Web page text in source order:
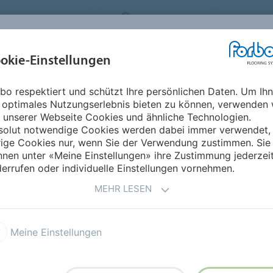
SYSTEMS SWITZERLAND
EINSATZBEREICHE NACHHALTIGKEIT
Einstellungen
respektiert und schützt Ihre persönlichen Daten. Um
Nutzungserlebnis bieten zu können, verwenden
unserer Webseite Cookies und ähnliche Technologien.
notwendige Cookies werden dabei immer verwendet,
Cookies nur, wenn Sie der Verwendung zustimmen. Sie
unter «Meine Einstellungen» ihre Zustimmung
oder individuelle Einstellungen vornehmen.
MEHR LESEN
Meine Einstellungen